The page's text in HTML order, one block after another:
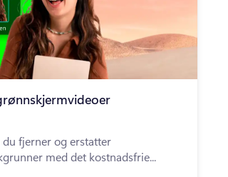
fjerner og erstatter
med det kostnadsfrie...